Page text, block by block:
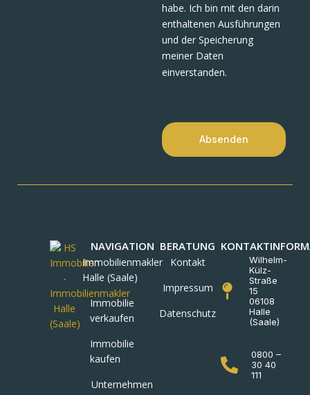
habe. Ich bin mit den darin
enthaltenen Ausführungen
und der Speicherung
meiner Daten
einverstanden.
Absenden
NAVIGATION
Immobilienmakler
Halle (Saale)
Immobilie
verkaufen
Immobilie
kaufen
Unternehmen
BERATUNG
Kontakt
Impressum
Datenschutz
Wilhelm-
Külz-
Straße
15
06108
Halle
(Saale)
0800 –
30 40
111